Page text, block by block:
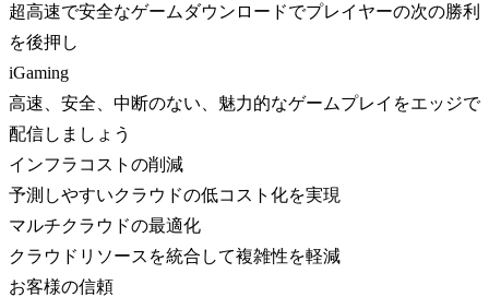
超高速で安全なゲームダウンロードでプレイヤーの次の勝利
を後押し
iGaming
高速、安全、中断のない、魅力的なゲームプレイをエッジで
配信しましょう
インフラコストの削減
予測しやすいクラウドの低コスト化を実現
マルチクラウドの最適化
クラウドリソースを統合して複雑性を軽減
お客様の信頼